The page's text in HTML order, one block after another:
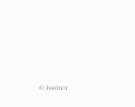
© livedoor